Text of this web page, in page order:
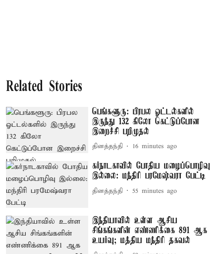
Related Stories
பெங்களூரு: பிரபல ஓட்டல்களில்
இருந்து 132 கிலோ கெட்டுப்போன
இறைச்சி பறிமுதல்
தினத்தந்தி 16 minutes ago
கர்நாடகாவில் போதிய மழைப்பொழிவு
இல்லை: மந்திரி பரமேஷ்வரா பேட்டி
தினத்தந்தி 55 minutes ago
இந்தியாவில் உள்ள ஆசிய
சிங்கங்களின் எண்ணிக்கை 891 ஆக
உயர்வு; மத்திய மந்திரி தகவல்